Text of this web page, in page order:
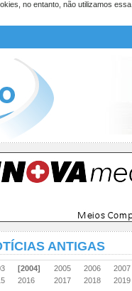
no entanto, não utilizamos
ANTIGAS
[2004] 2005 2006
2016 2017 2018